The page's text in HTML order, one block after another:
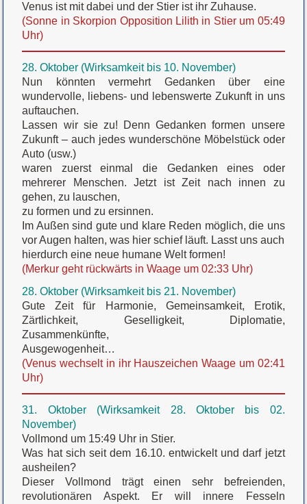
Venus ist mit dabei und der Stier ist ihr Zuhause.
(Sonne in Skorpion Opposition Lilith in Stier um 05:49
Uhr)
28. Oktober (Wirksamkeit bis 10. November)
Nun könnten vermehrt Gedanken über eine
wundervolle, liebens- und lebenswerte Zukunft in uns
auftauchen.
Lassen wir sie zu! Denn Gedanken formen unsere
Zukunft – auch jedes wunderschöne Möbelstück oder
Auto (usw.)
waren zuerst einmal die Gedanken eines oder
mehrerer Menschen. Jetzt ist Zeit nach innen zu
gehen, zu lauschen,
zu formen und zu ersinnen.
Im Außen sind gute und klare Reden möglich, die uns
vor Augen halten, was hier schief läuft. Lasst uns auch
hierdurch eine neue humane Welt formen!
(Merkur geht rückwärts in Waage um 02:33 Uhr)
28. Oktober (Wirksamkeit bis 21. November)
Gute Zeit für Harmonie, Gemeinsamkeit, Erotik,
Zärtlichkeit, Geselligkeit, Diplomatie,
Zusammenkünfte,
Ausgewogenheit…
(Venus wechselt in ihr Hauszeichen Waage um 02:41
Uhr)
31. Oktober (Wirksamkeit 28. Oktober bis 02.
November)
Vollmond um 15:49 Uhr in Stier.
Was hat sich seit dem 16.10. entwickelt und darf jetzt
ausheilen?
Dieser Vollmond trägt einen sehr befreienden,
revolutionären Aspekt. Er will innere Fesseln